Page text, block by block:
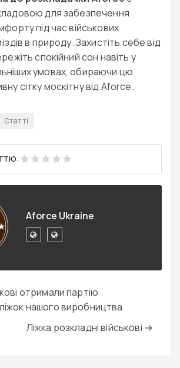
для забезпечення
під час військових
в природу. Захистіть себе від
спокійний сон навіть у
умовах, обираючи цю
сітку москітну від Aforce.
Статті
Aforce Ukraine
отримали партію
нашого виробництва
Ліжка розкладні військові →